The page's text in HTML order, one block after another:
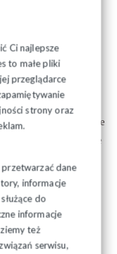
Ci najlepsze
to małe pliki
przeglądarce
strony oraz
dane
informacje
do
informacje
też
serwisu,
przewodniczącego
Podlaskiego.
Zebrania
A szczególnie
jest dla mnie nowe
i
związkowa
sobie coraz